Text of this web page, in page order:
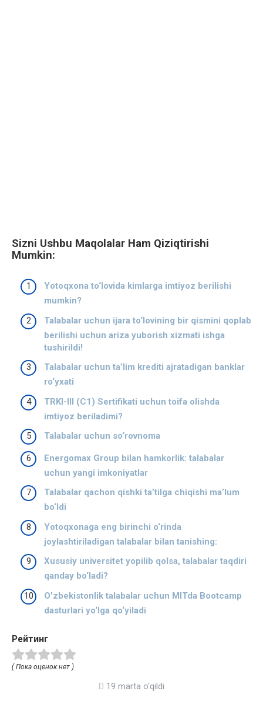
Sizni Ushbu Maqolalar Ham Qiziqtirishi
Mumkin:
Yotoqxona to‘lovida kimlarga imtiyoz berilishi
mumkin?
Talabalar uchun ijara to‘lovining bir qismini qoplab
berilishi uchun ariza yuborish xizmati ishga
tushirildi!
Talabalar uchun ta’lim krediti ajratadigan banklar
ro‘yxati
TRKI-III (C1) Sertifikati uchun toifa olishda
imtiyoz beriladimi?
Talabalar uchun so‘rovnoma
Energomax Group bilan hamkorlik: talabalar
uchun yangi imkoniyatlar
Talabalar qachon qishki ta’tilga chiqishi ma’lum
bo‘ldi
Yotoqxonaga eng birinchi o‘rinda
joylashtiriladigan talabalar bilan tanishing:
Xususiy universitet yopilib qolsa, talabalar taqdiri
qanday bo‘ladi?
O’zbekistonlik talabalar uchun MITda Bootcamp
dasturlari yo‘lga qo‘yiladi
Рейтинг
( Пока оценок нет )
19 marta o'qildi